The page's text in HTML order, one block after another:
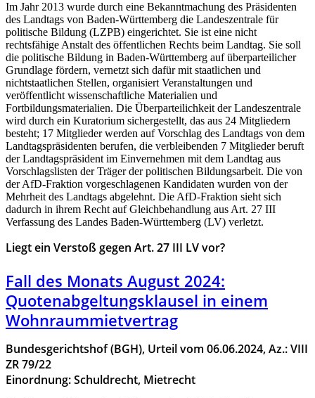
Im Jahr 2013 wurde durch eine Bekanntmachung des Präsidenten
des Landtags von Baden-Württemberg die Landeszentrale für
politische Bildung (LZPB) eingerichtet. Sie ist eine nicht
rechtsfähige Anstalt des öffentlichen Rechts beim Landtag. Sie soll
die politische Bildung in Baden-Württemberg auf überparteilicher
Grundlage fördern, vernetzt sich dafür mit staatlichen und
nichtstaatlichen Stellen, organisiert Veranstaltungen und
veröffentlicht wissenschaftliche Materialien und
Fortbildungsmaterialien. Die Überparteilichkeit der Landeszentrale
wird durch ein Kuratorium sichergestellt, das aus 24 Mitgliedern
besteht; 17 Mitglieder werden auf Vorschlag des Landtags von dem
Landtagspräsidenten berufen, die verbleibenden 7 Mitglieder beruft
der Landtagspräsident im Einvernehmen mit dem Landtag aus
Vorschlagslisten der Träger der politischen Bildungsarbeit. Die von
der AfD-Fraktion vorgeschlagenen Kandidaten wurden von der
Mehrheit des Landtags abgelehnt. Die AfD-Fraktion sieht sich
dadurch in ihrem Recht auf Gleichbehandlung aus Art. 27 III
Verfassung des Landes Baden-Württemberg (LV) verletzt.
Liegt ein Verstoß gegen Art. 27 III LV vor?
Fall des Monats August 2024:
Quotenabgeltungsklausel in einem
Wohnraummietvertrag
Bundesgerichtshof (BGH), Urteil vom 06.06.2024, Az.: VIII
ZR 79/22
Einordnung: Schuldrecht, Mietrecht